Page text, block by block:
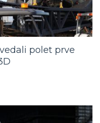
polet prve